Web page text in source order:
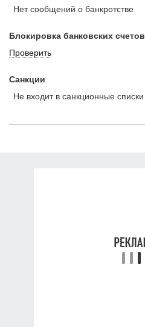
Нет сообщений о банкротстве
Блокировка банковских счетов
Проверить
Санкции
Не входит в санкционные списки